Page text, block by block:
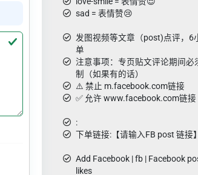
sad = 表情赞😢
发图视频等文章（post)点评，6
单
注意事项：专页贴文评论期间必
制（如果有的话）
⚠️ 禁止 m.facebook.com链接
✅ 允许 www.facebook.com链接
:
下单链接:【请输入FB post 链接】
Add Facebook | fb | Facebook
likes